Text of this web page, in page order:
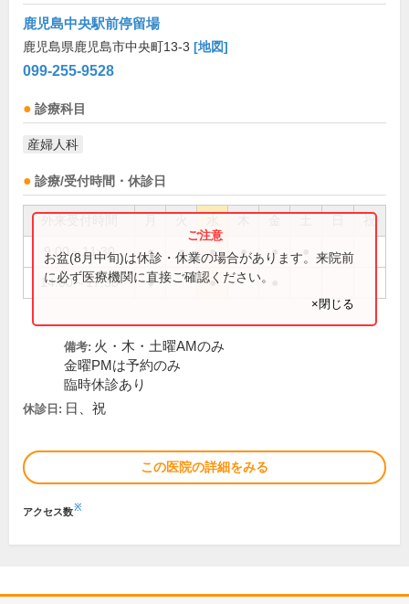
鹿児島中央駅前停留場
鹿児島県鹿児島市中央町13-3 [地図]
099-255-9528
診療科目
産婦人科
診療/受付時間・休診日
祝
9:00～11:30 ● ● ● ● ●
14:00～17:30 ● ●
お盆(8月中旬)は休診・休業の場合があります。来院前
に必ず医療機関に直接ご確認ください。
×閉じる
備考: 火・木・土曜AMのみ
金曜PMは予約のみ
臨時休診あり
休診日: 日、祝
この医院の詳細をみる
アクセス数※